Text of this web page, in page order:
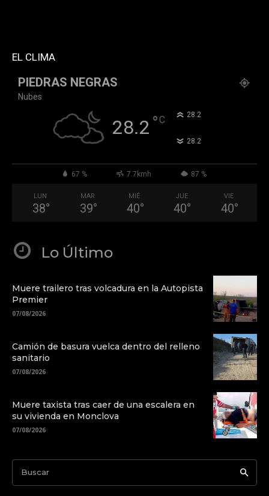
EL CLIMA
PIEDRAS NEGRAS
Nubes
28.2 °C 28.2°
28.2°
67 % 7.7kmh 87 %
LUN
38°
MAR
39°
MIÉ
40°
JUE
40°
VIE
40°
Lo Último
Muere trailero tras volcadura en la Autopista
Premier
07/08/2026
Camión de basura vuelca dentro del relleno
sanitario
07/08/2026
Muere taxista tras caer de una escalera en
su vivienda en Monclova
07/08/2026
Buscar